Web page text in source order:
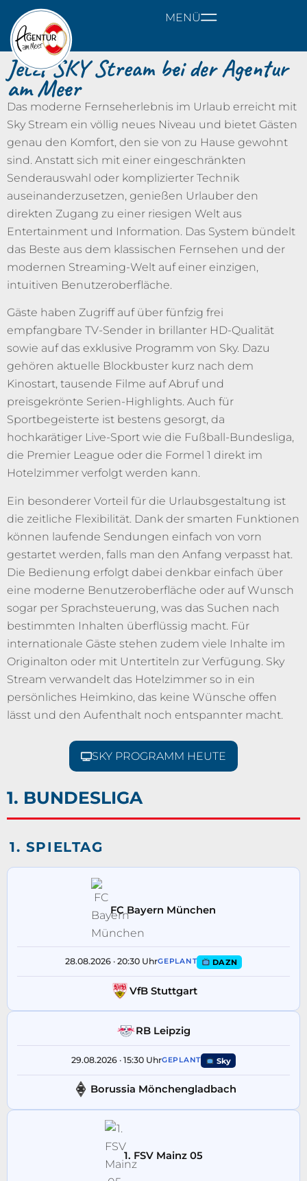
MENÜ
Jetzt SKY Stream bei der Agentur
am Meer
Das moderne Fernseherlebnis im Urlaub erreicht mit
Sky Stream ein völlig neues Niveau und bietet Gästen
genau den Komfort, den sie von zu Hause gewohnt
sind. Anstatt sich mit einer eingeschränkten
Senderauswahl oder komplizierter Technik
auseinanderzusetzen, genießen Urlauber den
direkten Zugang zu einer riesigen Welt aus
Entertainment und Information. Das System bündelt
das Beste aus dem klassischen Fernsehen und der
modernen Streaming-Welt auf einer einzigen,
intuitiven Benutzeroberfläche.
Gäste haben Zugriff auf über fünfzig frei
empfangbare TV-Sender in brillanter HD-Qualität
sowie auf das exklusive Programm von Sky. Dazu
gehören aktuelle Blockbuster kurz nach dem
Kinostart, tausende Filme auf Abruf und
preisgekrönte Serien-Highlights. Auch für
Sportbegeisterte ist bestens gesorgt, da
hochkarätiger Live-Sport wie die Fußball-Bundesliga,
die Premier League oder die Formel 1 direkt im
Hotelzimmer verfolgt werden kann.
Ein besonderer Vorteil für die Urlaubsgestaltung ist
die zeitliche Flexibilität. Dank der smarten Funktionen
können laufende Sendungen einfach von vorn
gestartet werden, falls man den Anfang verpasst hat.
Die Bedienung erfolgt dabei denkbar einfach über
eine moderne Benutzeroberfläche oder auf Wunsch
sogar per Sprachsteuerung, was das Suchen nach
bestimmten Inhalten überflüssig macht. Für
internationale Gäste stehen zudem viele Inhalte im
Originalton oder mit Untertiteln zur Verfügung. Sky
Stream verwandelt das Hotelzimmer so in ein
persönliches Heimkino, das keine Wünsche offen
lässt und den Aufenthalt noch entspannter macht.
SKY PROGRAMM HEUTE
1. BUNDESLIGA
1. SPIELTAG
FC Bayern München
28.08.2026 · 20:30 UhrGEPLANT DAZN
VfB Stuttgart
RB Leipzig
29.08.2026 · 15:30 UhrGEPLANT Sky
Borussia Mönchengladbach
1. FSV Mainz 05